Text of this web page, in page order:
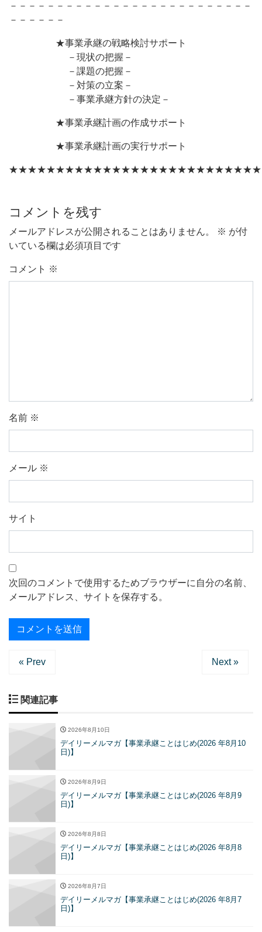
－－－－－－－－－－－－－－－－－－－－－－－－－－
－－－－－－
★事業承継の戦略検討サポート
－現状の把握－
－課題の把握－
－対策の立案－
－事業承継方針の決定－
★事業承継計画の作成サポート
★事業承継計画の実行サポート
コメントを残す
メールアドレスが公開されることはありません。 ※ が付
いている欄は必須項目です
コメント ※
名前 ※
メール ※
サイト
次回のコメントで使用するためブラウザーに自分の名前、
メールアドレス、サイトを保存する。
« Prev Next »
関連記事
2026年8月10日
デイリーメルマガ【事業承継ことはじめ(2026 年8月10
日)】
2026年8月9日
デイリーメルマガ【事業承継ことはじめ(2026 年8月9
日)】
2026年8月8日
デイリーメルマガ【事業承継ことはじめ(2026 年8月8
日)】
2026年8月7日
デイリーメルマガ【事業承継ことはじめ(2026 年8月7
日)】